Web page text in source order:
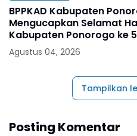
BPPKAD Kabupaten
Mengucapkan Selamat
Kabupaten Ponorogo ke
1496 - 11 Agustus 2026
Agustus 04, 2026
Tampilkan
Posting Komentar